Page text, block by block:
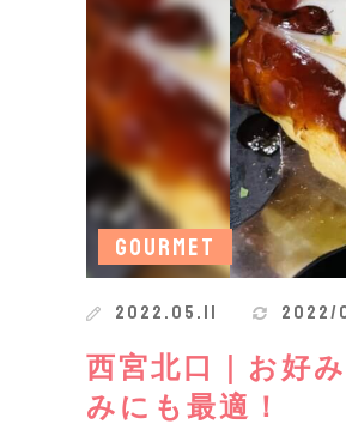
GOURMET
2022.05.11 2022/
西宮北口｜お好
みにも最適！